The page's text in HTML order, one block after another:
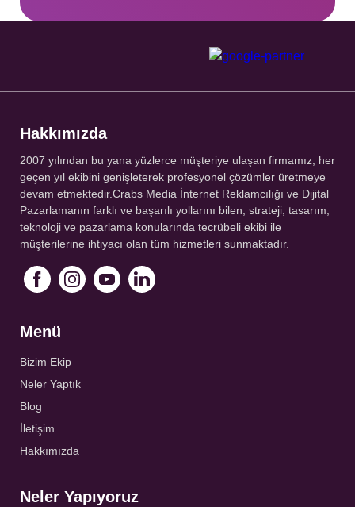
Hakkımızda
2007 yılından bu yana yüzlerce müşteriye ulaşan firmamız, her
geçen yıl ekibini genişleterek profesyonel çözümler üretmeye
devam etmektedir.Crabs Media İnternet Reklamcılığı ve Dijital
Pazarlamanın farklı ve başarılı yollarını bilen, strateji, tasarım,
teknoloji ve pazarlama konularında tecrübeli ekibi ile
müşterilerine ihtiyacı olan tüm hizmetleri sunmaktadır.
Menü
Bizim Ekip
Neler Yaptık
Blog
İletişim
Hakkımızda
Neler Yapıyoruz